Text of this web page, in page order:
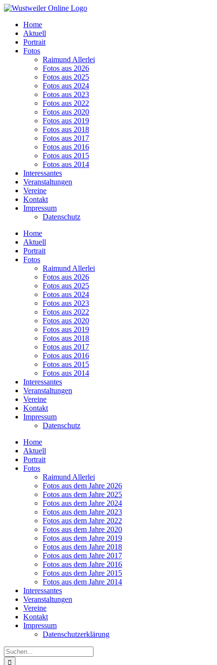
Zum
springenHome
Aktuell
Portrait
Fotos
Raimund Allerlei
Fotos aus 2026
Fotos aus 2025
Fotos aus 2024
Fotos aus 2023
Fotos aus 2022
Fotos aus 2020
Fotos aus 2019
Fotos aus 2018
Fotos aus 2017
Fotos aus 2016
Fotos aus 2015
Fotos aus 2014
Interessantes
Veranstaltungen
Vereine
Kontakt
Impressum
Datenschutz
Home
Aktuell
Portrait
Fotos
Raimund Allerlei
Fotos aus 2026
Fotos aus 2025
Fotos aus 2024
Fotos aus 2023
Fotos aus 2022
Fotos aus 2020
Fotos aus 2019
Fotos aus 2018
Fotos aus 2017
Fotos aus 2016
Fotos aus 2015
Fotos aus 2014
Interessantes
Veranstaltungen
Vereine
Kontakt
Impressum
Datenschutz
Home
Aktuell
Portrait
Fotos
Raimund Allerlei
Fotos aus dem Jahre 2026
Fotos aus dem Jahre 2025
Fotos aus dem Jahre 2024
Fotos aus dem Jahre 2023
Fotos aus dem Jahre 2022
Fotos aus dem Jahre 2020
Fotos aus dem Jahre 2019
Fotos aus dem Jahre 2018
Fotos aus dem Jahre 2017
Fotos aus dem Jahre 2016
Fotos aus dem Jahre 2015
Fotos aus dem Jahre 2014
Interessantes
Veranstaltungen
Vereine
Kontakt
Impressum
Datenschutzerklärung
Suche
nach: